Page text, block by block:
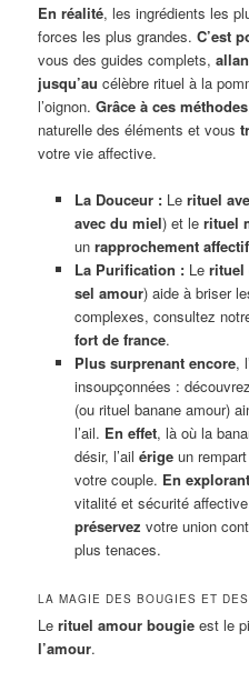
En réalité, les ingrédients les
forces les plus grandes.C’est
vous des guides complets,
jusqu’au célèbre rituel à la
l’oignon.Grâce à ces méthodes
naturelle des éléments et vous
votre vie affective.
La Douceur :Le rituel
avec du miel) et le rituel
un rapprochement affectif
La Purification :Le rituel
sel amour) aide à briser
complexes, consultez
fort de france.
Plus surprenant encore,
insoupçonnées :
(ou rituel banane amour)
l’ail. En effet, là où la
désir, l’ail érigeun rempart
votre couple. En
vitalité et sécurité
préservez votre union
plus tenaces.
LA MAGIE DES BOUGIES ET
Lerituel amour bougie est le
l’amour.